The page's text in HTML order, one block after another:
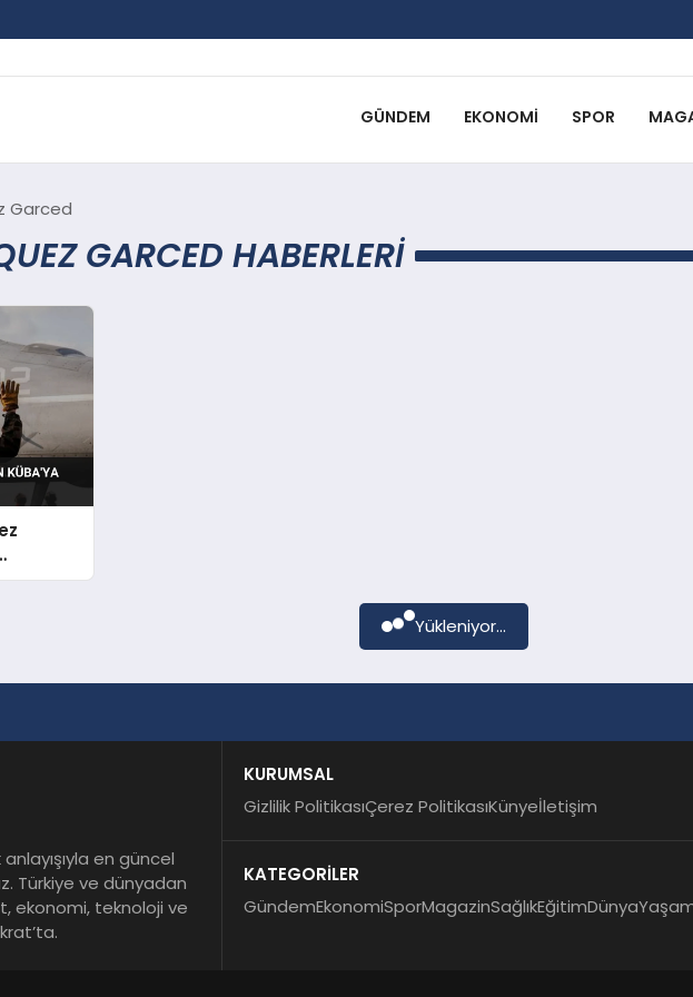
GÜNDEM EKONOMI SPOR
Garced
GARCED HABERLERI
Yükleniyor...
en güncel
Türkiye ve dünyadan
ekonomi, teknoloji ve
KURUMSAL
Gizlilik PolitikasıÇerez PolitikasıKünyeİletişim
KATEGORİLER
GündemEkonomiSporMagazinSağlıkEğitimDünya